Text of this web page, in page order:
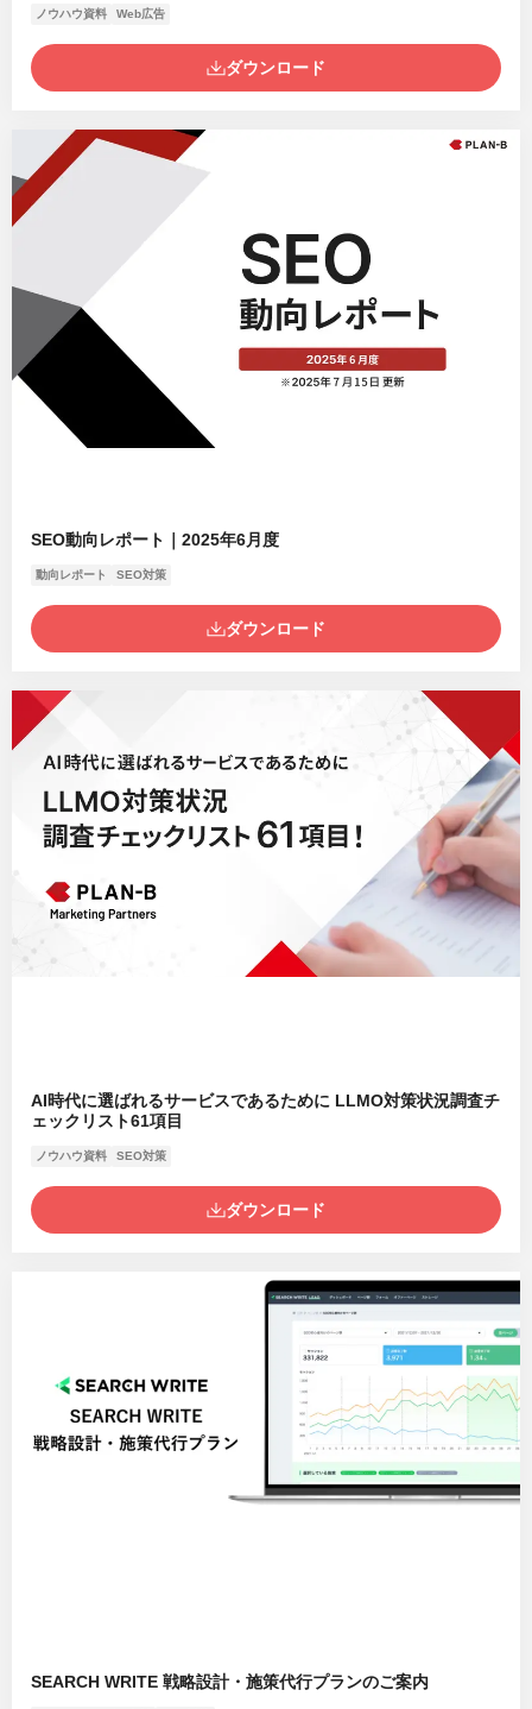
ノウハウ資料 Web広告
ダウンロード
SEO動向レポート｜2025年6月度
動向レポート SEO対策
ダウンロード
AI時代に選ばれるサービスであるために LLMO対策状況調査チ
ェックリスト61項目
ノウハウ資料 SEO対策
ダウンロード
SEARCH WRITE 戦略設計・施策代行プランのご案内